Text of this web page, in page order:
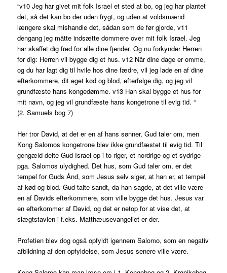
“v10 Jeg har givet mit folk Israel et sted at bo, og jeg har plantet
det, så det kan bo der uden frygt, og uden at voldsmænd
længere skal mishandle det, sådan som de før gjorde, v11
dengang jeg måtte indsætte dommere over mit folk Israel. Jeg
har skaffet dig fred for alle dine fjender. Og nu forkynder Herren
for dig: Herren vil bygge dig et hus. v12 Når dine dage er omme,
og du har lagt dig til hvile hos dine fædre, vil jeg lade en af dine
efterkommere, dit eget kød og blod, efterfølge dig, og jeg vil
grundfæste hans kongedømme. v13 Han skal bygge et hus for
mit navn, og jeg vil grundfæste hans kongetrone til evig tid. “
(2. Samuels bog 7)
Her tror David, at det er en af hans sønner, Gud taler om, men
Kong Salomos kongetrone blev ikke grundfæstet til evig tid. Til
gengæld delte Gud Israel op i to riger, et nordrige og et sydrige
pga. Salomos ulydighed. Det hus, som Gud taler om, er det
tempel for Guds Ånd, som Jesus selv siger, at han er, et tempel
af kød og blod. Gud talte sandt, da han sagde, at det ville være
en af Davids efterkommere, som ville bygge det hus. Jesus var
en efterkommer af David, og det er netop for at vise det, at
slægtstavlen i f.eks. Matthæusevangeliet er der.
Profetien blev dog også opfyldt igennem Salomo, som en negativ
afbildning af den opfyldelse, som Jesus senere ville være.